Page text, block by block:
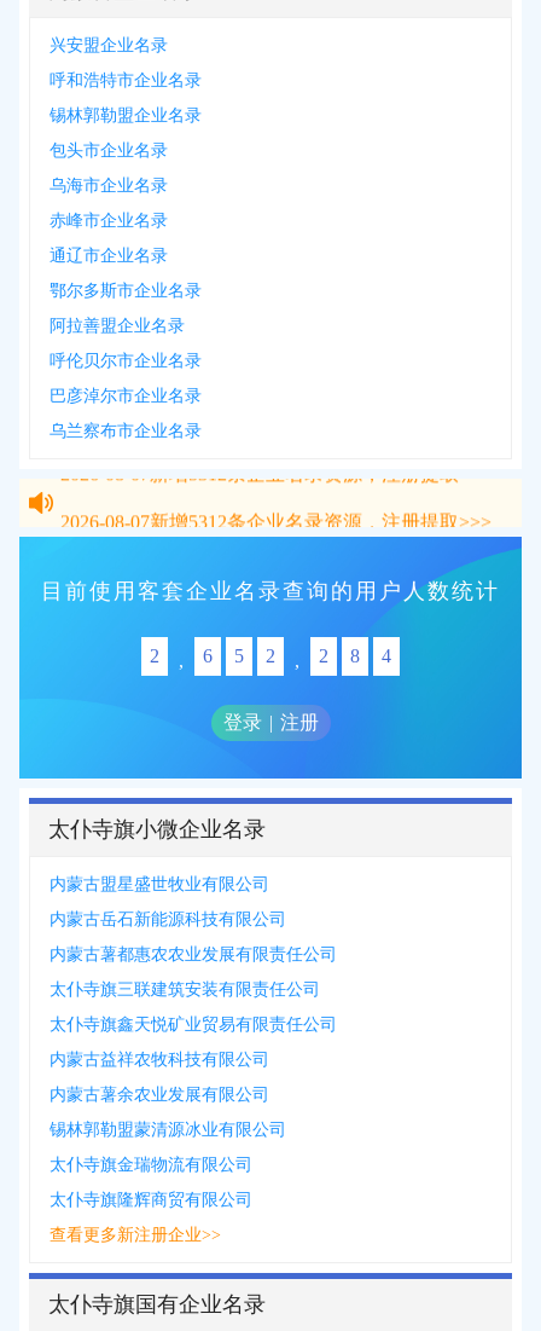
兴安盟企业名录
呼和浩特市企业名录
锡林郭勒盟企业名录
包头市企业名录
乌海市企业名录
赤峰市企业名录
通辽市企业名录
鄂尔多斯市企业名录
阿拉善盟企业名录
呼伦贝尔市企业名录
巴彦淖尔市企业名录
乌兰察布市企业名录
目前使用客套企业名录查询的用户人数统计
2 , 6 5 2 , 2 8 4
登录 | 注册
太仆寺旗小微企业名录
内蒙古盟星盛世牧业有限公司
内蒙古岳石新能源科技有限公司
内蒙古薯都惠农农业发展有限责任公司
太仆寺旗三联建筑安装有限责任公司
太仆寺旗鑫天悦矿业贸易有限责任公司
内蒙古益祥农牧科技有限公司
内蒙古薯余农业发展有限公司
锡林郭勒盟蒙清源冰业有限公司
太仆寺旗金瑞物流有限公司
太仆寺旗隆辉商贸有限公司
查看更多新注册企业>>
太仆寺旗国有企业名录